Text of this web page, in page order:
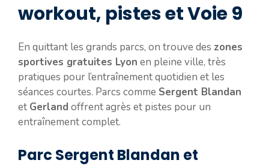
workout, pistes et Voie 9
En quittant les grands parcs, on trouve des zones
sportives gratuites Lyon en pleine ville, très
pratiques pour l’entraînement quotidien et les
séances courtes. Parcs comme Sergent Blandan
et Gerland offrent agrès et pistes pour un
entraînement complet.
Parc Sergent Blandan et